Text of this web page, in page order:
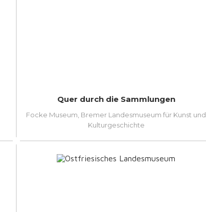
Quer durch die Sammlungen
Focke Museum, Bremer Landesmuseum für Kunst und
Kulturgeschichte